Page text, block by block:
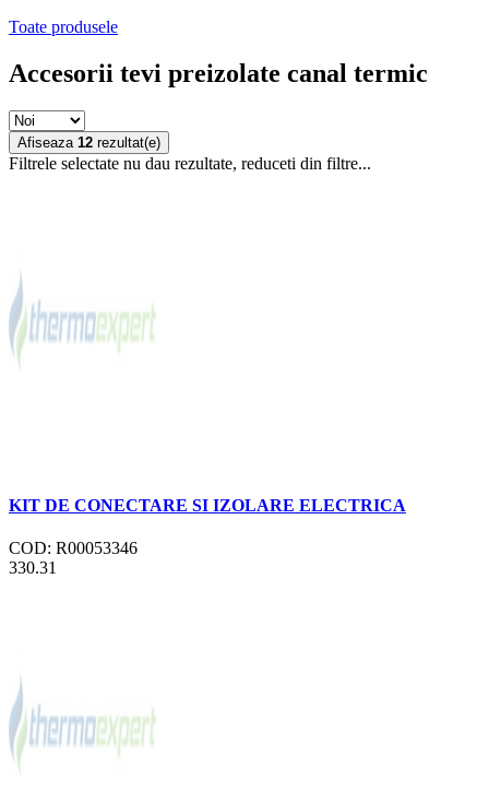
Toate produsele
Accesorii tevi preizolate canal termic
Afiseaza 12 rezultat(e)
Filtrele selectate nu dau rezultate, reduceti din filtre...
KIT DE CONECTARE SI IZOLARE ELECTRICA
COD: R00053346
330.31